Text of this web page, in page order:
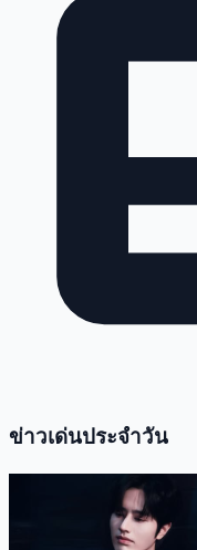
ข่าวเด่นประจำวัน